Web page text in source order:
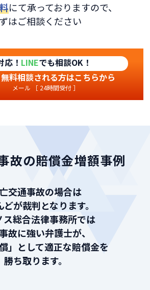
にて承っておりますので、
はご相談ください
応！ LINEでも相談OK！
料相談される方はこちらから
メール ［ 24時間受付 ］
故の賠償金増額事例
交通事故の場合は
どが裁判となります。
ス総合法律事務所では
故に強い弁護士が、
」として適正な賠償金を
勝ち取ります。